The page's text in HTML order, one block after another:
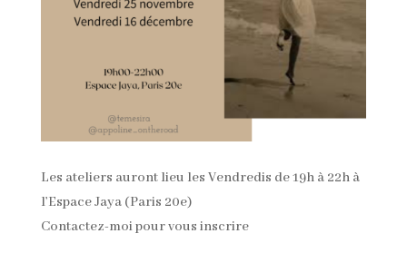
Les ateliers auront lieu les Vendredis de 19h à 22h à
l’Espace Jaya (Paris 20e)
Contactez-moi pour vous inscrire